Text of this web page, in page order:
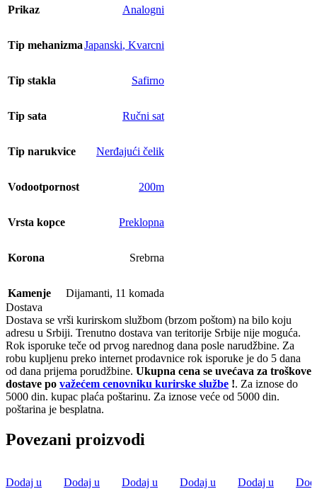
Prikaz Analogni
Tip mehanizmaJapanski, Kvarcni
Tip stakla Safirno
Tip sata Ručni sat
Tip narukvice Nerđajući čelik
Vodootpornost 200m
Vrsta kopce Preklopna
Korona Srebrna
Kamenje
Dijamanti, 11 komada
Dostava
Dostava se vrši kurirskom službom (brzom poštom) na bilo koju
adresu u Srbiji. Trenutno dostava van teritorije Srbije nije moguća.
Rok isporuke teče od prvog narednog dana posle narudžbine. Za
robu kupljenu preko internet prodavnice rok isporuke je do 5 dana
od dana prijema porudžbine. Ukupna cena se uvećava za troškove
dostave po važećem cenovniku kurirske službe !. Za iznose do
5000 din. kupac plaća poštarinu. Za iznose veće od 5000 din.
poštarina je besplatna.
Povezani proizvodi
Dodaj u Dodaj u Dodaj u Dodaj u Dodaj u